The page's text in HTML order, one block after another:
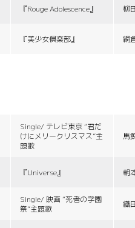
『Rouge Adolescence』 柳
『美少女倶楽部』 網
Single/ テレビ東京 “君だ
けにメリークリスマス”主
題歌
馬
『Universe』 朝
Single/ 映画 “死者の学園
祭”主題歌
織